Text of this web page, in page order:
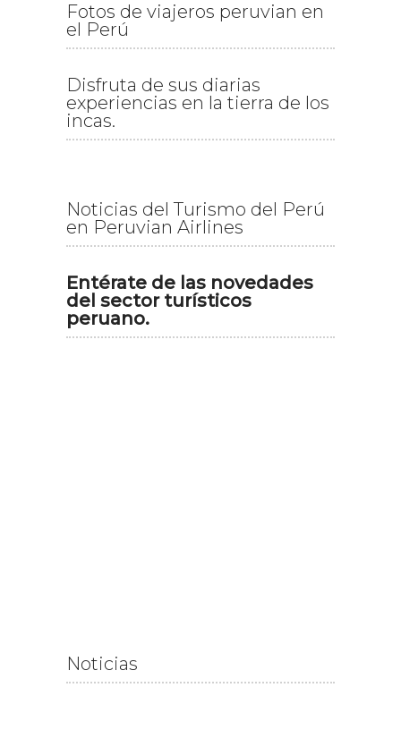
Fotos de viajeros peruvian en
el Perú
Disfruta de sus diarias
experiencias en la tierra de los
incas.
Noticias del Turismo del Perú
en Peruvian Airlines
Entérate de las novedades
del sector turísticos
peruano.
Noticias